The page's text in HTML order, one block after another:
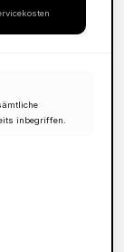
inbegriffen.